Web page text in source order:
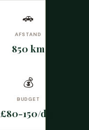
🚗
AFSTAND
850 km
💰
BUDGET
£80-150/dag